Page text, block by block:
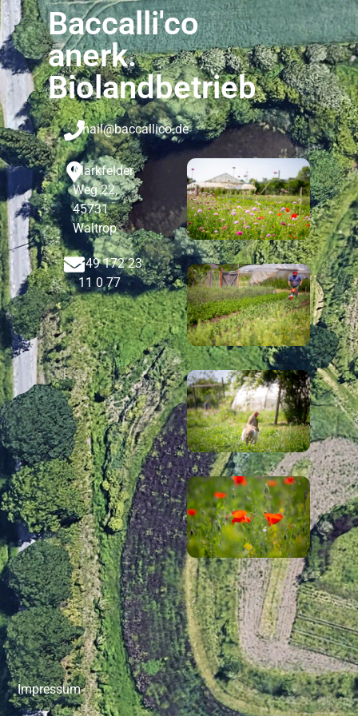
Baccalli'co
anerk.
Biolandbetrieb
mail@baccallico.de
Markfelder
Weg 22,
45731
Waltrop
+49 172 23
11 0 77
Impressum